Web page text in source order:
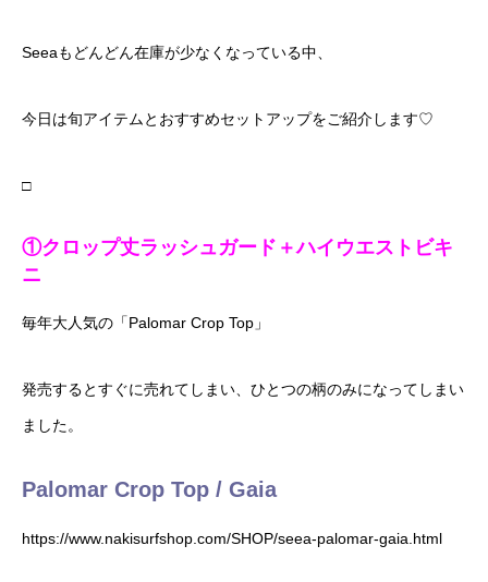
Seeaもどんどん在庫が少なくなっている中、
今日は旬アイテムとおすすめセットアップをご紹介します♡
□
①クロップ丈ラッシュガード＋ハイウエストビキ
ニ
毎年大人気の「Palomar Crop Top」
発売するとすぐに売れてしまい、ひとつの柄のみになってしまい
ました。
Palomar Crop Top / Gaia
https://www.nakisurfshop.com/SHOP/seea-palomar-gaia.html